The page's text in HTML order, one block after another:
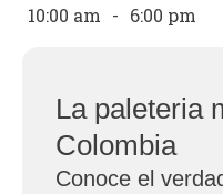
10:00 am - 6:00 pm
La paleteria
Colombia
Conoce el